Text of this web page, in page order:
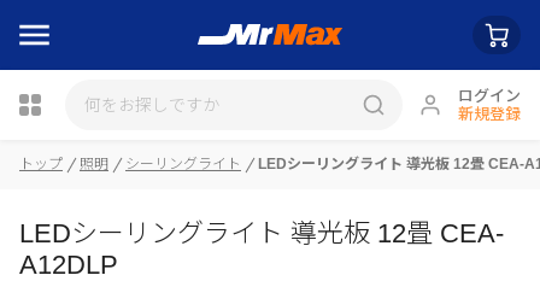
ログイン
新規登録
瓶詰
トップ 照明 シーリングライト LEDシーリングライト 導光板 12畳 CEA-
LEDシーリングライト 導光板 12畳 CEA-
A12DLP